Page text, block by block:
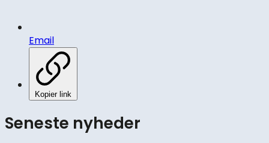
Email
Kopier link
Seneste nyheder